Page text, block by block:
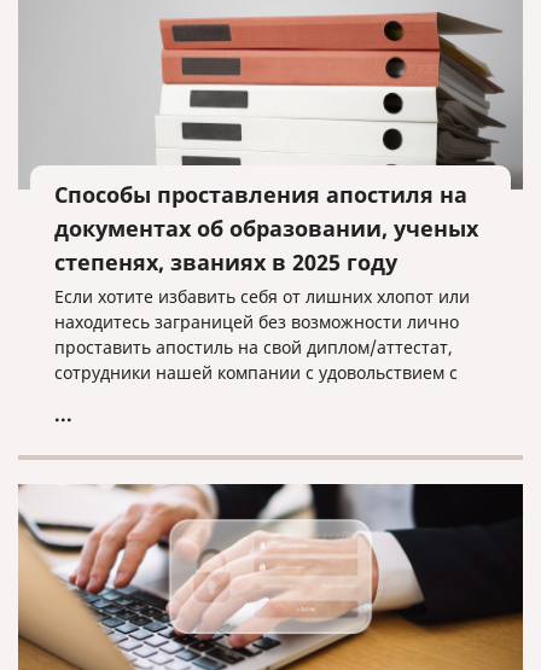
Способы проставления апостиля на
документах об образовании, ученых
степенях, званиях в 2025 году
Если хотите избавить себя от лишних хлопот или
находитесь заграницей без возможности лично
проставить апостиль на свой диплом/аттестат,
сотрудники нашей компании с удовольствием с
...